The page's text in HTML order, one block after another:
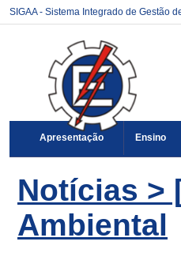
SIGAA - Sistema Integrado de Gestão
Apresentação Ensino
Notícias >
Ambiental